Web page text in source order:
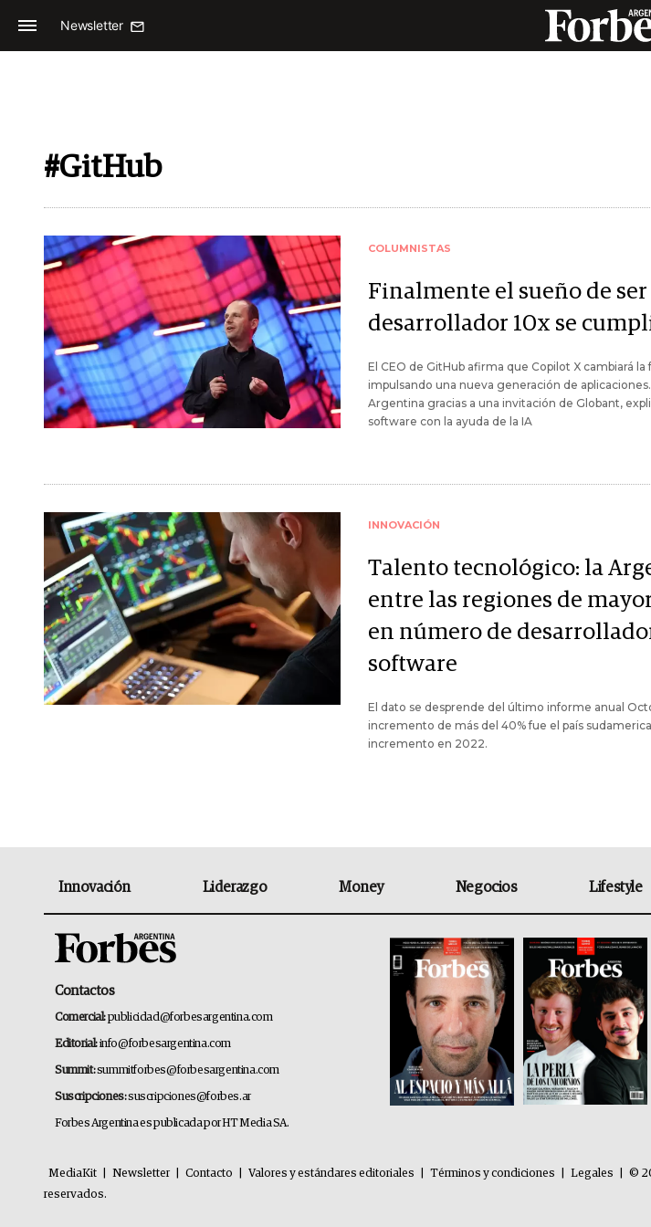
Newsletter
#GitHub
COLUMNISTAS
Finalmente el sueño de
desarrollador 10x se
El CEO de GitHub afirma que Copilot X cambiará
impulsando una nueva generación de aplicaciones.
Argentina gracias a una invitación de Globant,
software con la ayuda de la IA
INNOVACIÓN
Talento tecnológico: la
entre las regiones de
en número de
software
El dato se desprende del último informe anual
incremento de más del 40% fue el país
incremento en 2022.
Innovación Liderazgo Money Negocios Lifestyle
Contactos
Comercial:publicidad@forbesargentina.com
Editorial:info@forbesargentina.com
Summit:summitforbes@forbesargentina.com
Suscripciones:suscripciones@forbes.ar
Forbes Argentina es publicada por HT Media SA.
MediaKit Newsletter Contacto Valores y estándares editoriales Términos y condiciones Legales
©
reservados.